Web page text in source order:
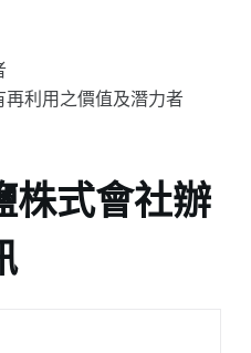
利用之價值及潛力者
株式會社辦